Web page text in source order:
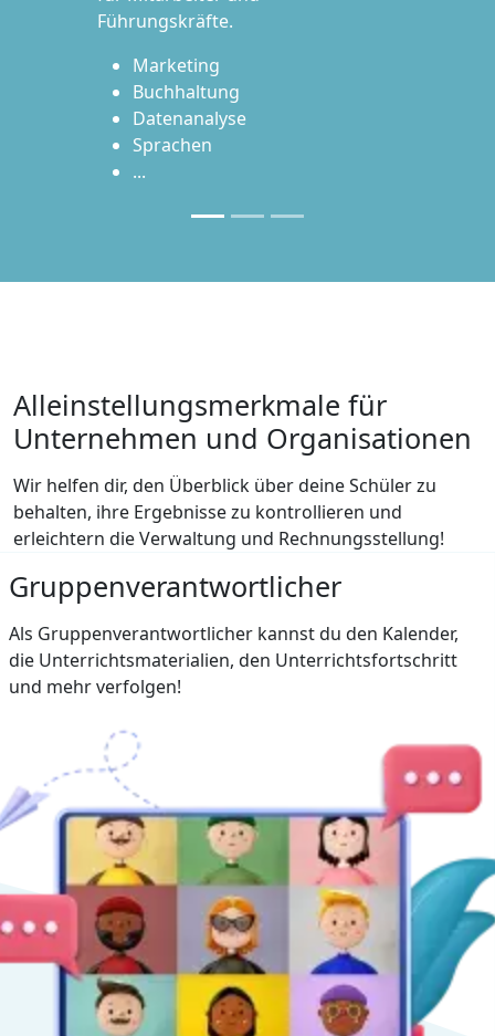
Führungskräfte.
Marketing
Buchhaltung
Datenanalyse
Sprachen
...
Alleinstellungsmerkmale für
Unternehmen und Organisationen
Wir helfen dir, den Überblick über deine Schüler zu
behalten, ihre Ergebnisse zu kontrollieren und
erleichtern die Verwaltung und Rechnungsstellung!
Gruppenverantwortlicher
Als Gruppenverantwortlicher kannst du den Kalender,
die Unterrichtsmaterialien, den Unterrichtsfortschritt
und mehr verfolgen!